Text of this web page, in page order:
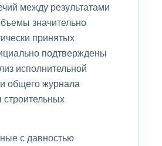
между результатами
значительно
принятых
подтверждены
исполнительной
общего журнала
строительных
с давностью